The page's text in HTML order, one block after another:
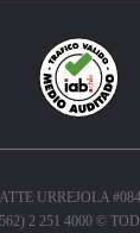
URREJOLA
2 251 4000 ©